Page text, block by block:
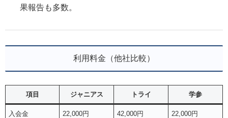
果報告も多数。
利用料金（他社比較）
項目 ジャニアス トライ 学参
入会金 22,000円 42,000円 22,000円